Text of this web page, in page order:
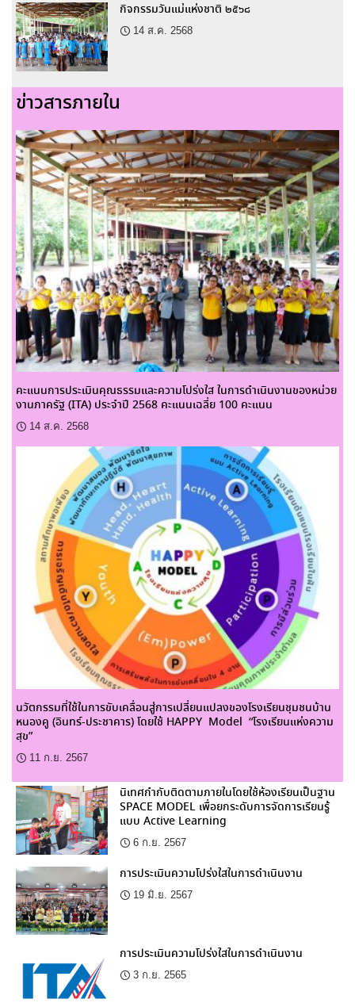
กิจกรรมวันแม่แห่งชาติ ๒๕๖๘
14 ส.ค. 2568
ข่าวสารภายใน
คะแนนการประเมินคุณธรรมและความโปร่งใส ในการดำเนินงานของหน่วย
งานภาครัฐ (ITA) ประจำปี 2568 คะแนนเฉลี่ย 100 คะแนน
14 ส.ค. 2568
นวัตกรรมที่ใช้ในการขับเคลื่อนสู่การเปลี่ยนแปลงของโรงเรียนชุมชนบ้าน
หนองคู (อินทร์-ประชาคาร) โดยใช้ HAPPY Model “โรงเรียนแห่งความ
สุข”
11 ก.ย. 2567
นิเทศกำกับติดตามภายในโดยใช้ห้องเรียนเป็นฐาน
SPACE MODEL เพื่อยกระดับการจัดการเรียนรู้
แบบ Active Learning
6 ก.ย. 2567
การประเมินความโปร่งใสในการดำเนินงาน
19 มิ.ย. 2567
การประเมินความโปร่งใสในการดำเนินงาน
3 ก.ย. 2565